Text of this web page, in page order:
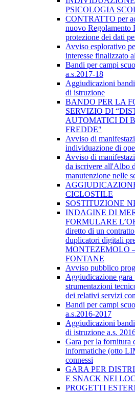
PSICOLOGIA
CONTRATTO per
nuovo Regolamento
protezione dei dati
Avviso esplorativo
interesse finalizzato
Bandi per campi
a.s.2017-18
Aggiudicazioni
di istruzione
BANDO PER LA
SERVIZIO DI
AUTOMATICI DI
FREDDE"
Avviso di
individuazione di
Avviso di
da iscrivere all'Albo
manutenzione nelle
CICLOSTILE
SOSTITUZIONE
INDAGINE DI
FORMULARE
diretto di un
duplicatori digitali
MONTEZEMOLO
FONTANE
Avviso pubblico
Aggiudicazione
strumentazioni
dei relativi servizi
Bandi per campi
a.s.2016-2017
Aggiudicazioni
di istruzione ​a.s.
Gara per la fornitura
informatiche (otto
connessi
GARA PER
E SNACK NEI
PROGETTI